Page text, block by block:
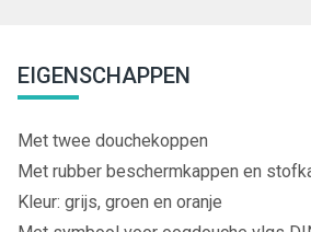
EIGENSCHAPPEN
Met twee douchekoppen
Met rubber beschermkappen en
Kleur: grijs, groen en oranje